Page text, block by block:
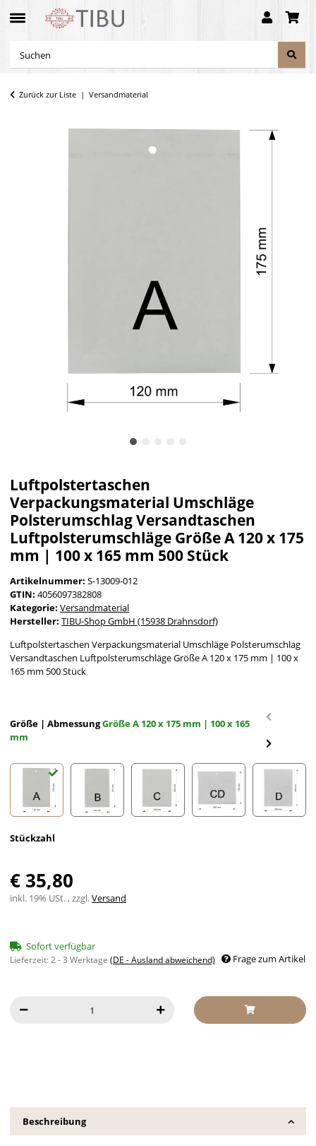
Zurück zur Liste Versandmaterial
Luftpolstertaschen
Verpackungsmaterial Umschläge
Polsterumschlag Versandtaschen
Luftpolsterumschläge Größe A 120 x 175
mm | 100 x 165 mm 500 Stück
Artikelnummer: S-13009-012
GTIN: 4056097382808
Kategorie: Versandmaterial
Hersteller: TIBU-Shop GmbH (15938 Drahnsdorf)
Luftpolstertaschen Verpackungsmaterial Umschläge Polsterumschlag
Versandtaschen Luftpolsterumschläge Größe A 120 x 175 mm | 100 x
165 mm 500 Stück
Größe | AbmessungGröße A 120 x 175 mm | 100 x 165
mm
Stückzahl
€ 35,80
inkl. 19% USt. , zzgl.Versand
Sofort verfügbar
Lieferzeit:2 - 3 Werktage (DE - Ausland abweichend) Frage zum Artikel
Beschreibung